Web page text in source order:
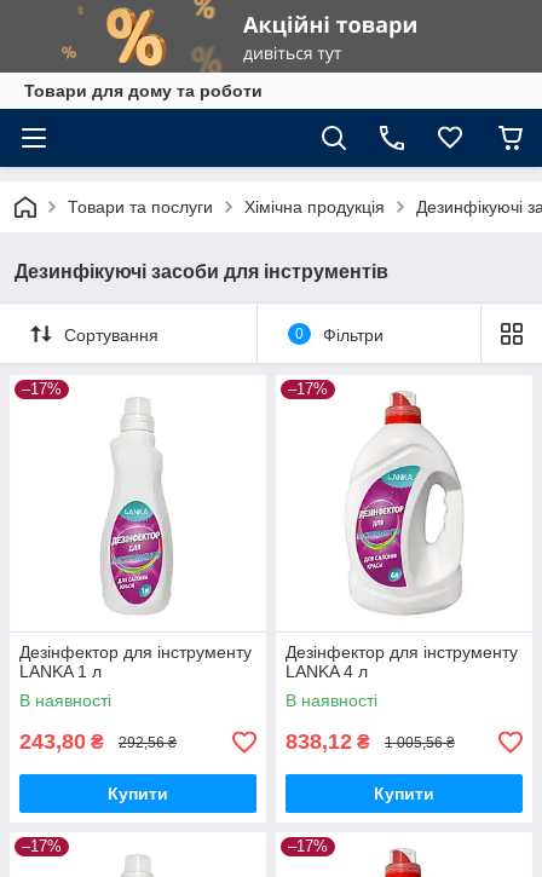
Товари для дому та роботи
Товари та послуги Хімічна продукція Дезинфікуючі
Дезинфікуючі засоби для інструментів
Сортування 0 Фільтри
–17%
Дезінфектор для інструменту
LANKA 1 л
В наявності
243,80 ₴ 292,56 ₴
Купити
–17%
Дезінфектор для інструменту
LANKA 4 л
В наявності
838,12 ₴ 1 005,56 ₴
Купити
–17% –17%